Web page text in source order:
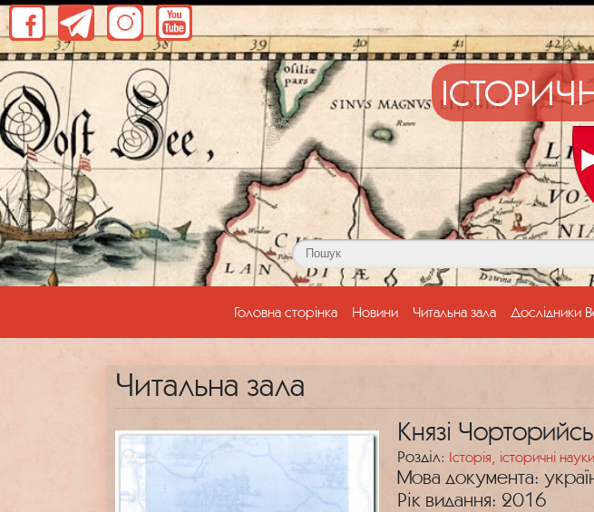
Головна сторінка(current)
Новини Читальна зала Дослідники
Читальна зала
Князі
Розділ: Історія, історичні науки
Мова документа:
Рік видання: 2016